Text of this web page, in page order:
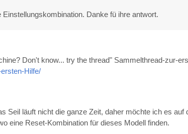
Danke fü ihre antwort.
Don't know... try the thread" Sammelthread-zur-
Hilfe/
Seil läuft nicht die ganze Zeit, daher möchte ich es auf
eine Reset-Kombination für dieses Modell finden.